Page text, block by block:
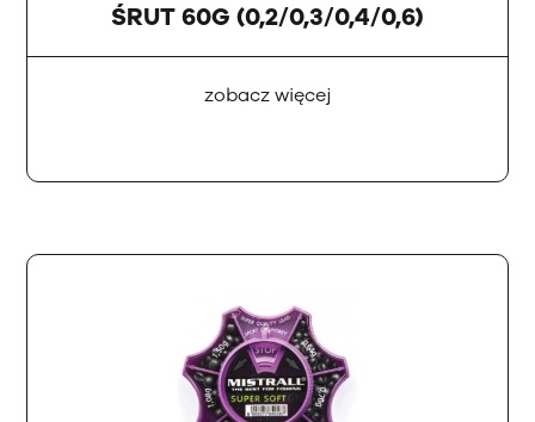
ŚRUT 60G (0,2/0,3/0,4/0,6)
zobacz więcej